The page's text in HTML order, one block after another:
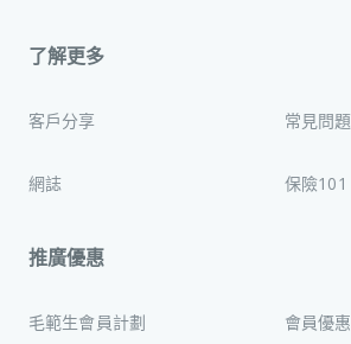
了解更多
客戶分享 常見問題
網誌 保險101
推廣優惠
毛範生會員計劃 會員優惠